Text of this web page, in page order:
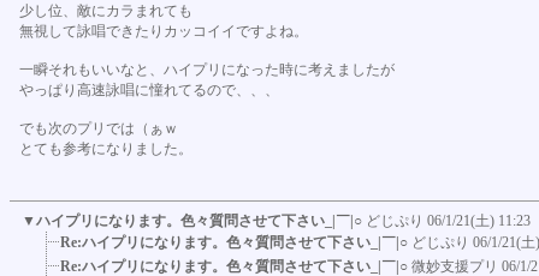
少し位、敵にカラまれても
無視して詠唱できたりカッコイイですよね。
一瞬それもいいなと、ハイプリになった時に考えましたが
やっぱり高速詠唱に憧れてるので、、、
でも次のプリでは（ぁｗ
とても参考になりました。
▼ハイプリになります。色々質問させて下さい_|￣|○ どじぷり 06/1/21(土) 11:23
Re:ハイプリになります。色々質問させて下さい_|￣|○ どじぷり 06/1/21(土
Re:ハイプリになります。色々質問させて下さい_|￣|○ 微妙支援プリ 06/1/